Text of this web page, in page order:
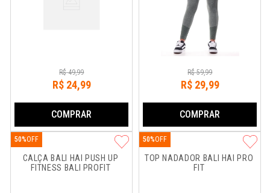
R$ 49,99
R$ 24,99
COMPRAR
R$ 59,99
R$ 29,99
COMPRAR
CALÇA BALI HAI PUSH UP
FITNESS BALI PROFIT
50%
TOP NADADOR BALI HAI PRO
FIT
50%